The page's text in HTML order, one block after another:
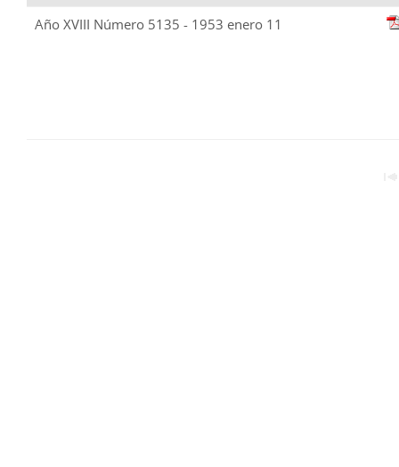
Año XVIII Número 5135 - 1953 enero 11